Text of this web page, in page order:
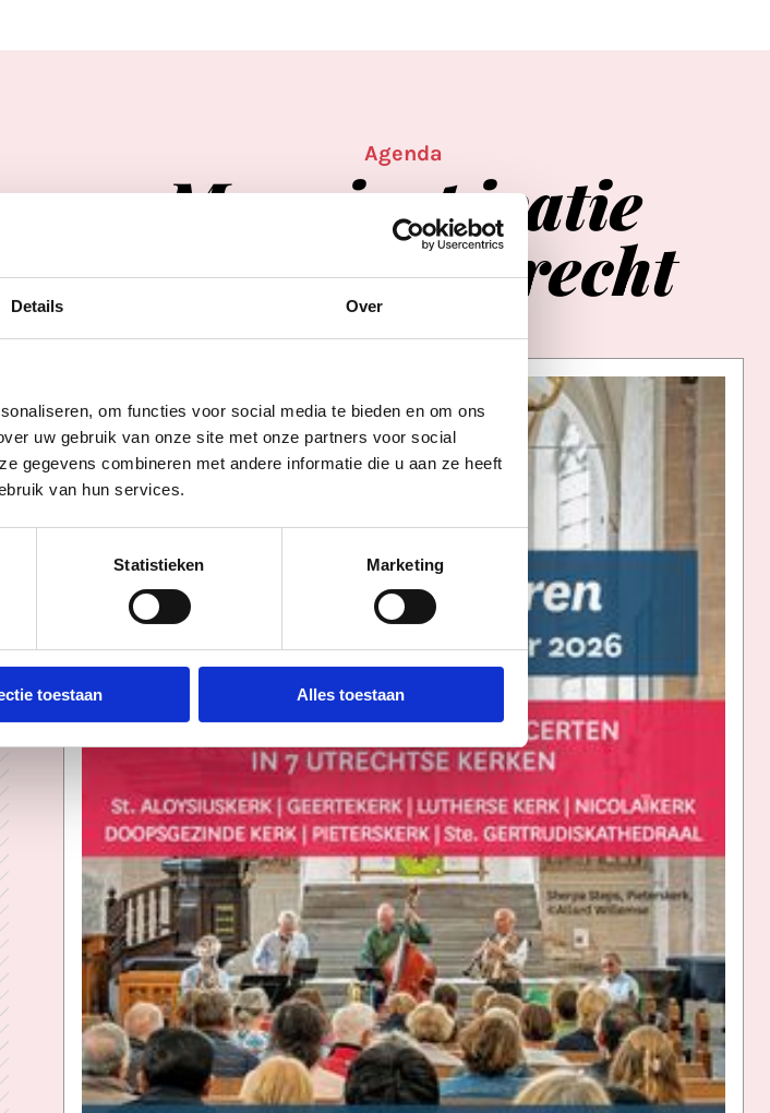
Details Over
om functies voor social media te bieden en om ons
uw gebruik van onze site met onze partners voor social
gegevens combineren met andere informatie die u aan ze heeft
van hun services.
Statistieken Marketing
toestaan Alles toestaan
Agenda
Meerinspiratie
inUtrecht